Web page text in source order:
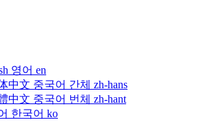
영어 en
中文 중국어 간체 zh-hans
中文 중국어 번체 zh-hant
한국어 ko